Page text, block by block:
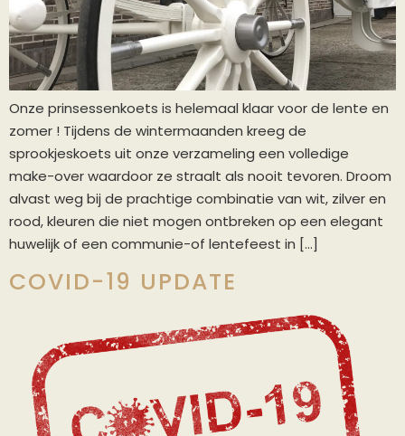
Onze prinsessenkoets is helemaal klaar voor de lente en
zomer ! Tijdens de wintermaanden kreeg de
sprookjeskoets uit onze verzameling een volledige
make-over waardoor ze straalt als nooit tevoren. Droom
alvast weg bij de prachtige combinatie van wit, zilver en
rood, kleuren die niet mogen ontbreken op een elegant
huwelijk of een communie-of lentefeest in […]
COVID-19 UPDATE